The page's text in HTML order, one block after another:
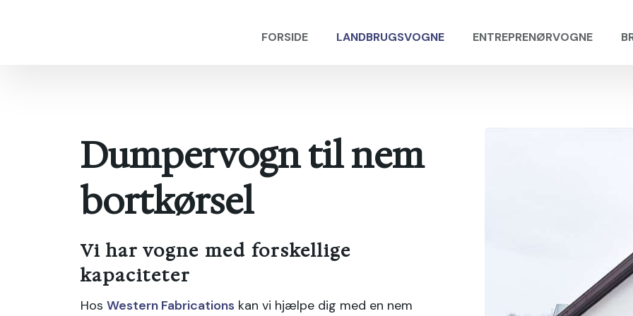
FORSIDE LANDBRUGSVOGNE ENTREPRENØRVOGNE
Dumpervogn til nem
bortkørsel
Vi har vogne med forskellige
kapaciteter
HosWestern Fabrications kan vi hjælpe dig med en nem